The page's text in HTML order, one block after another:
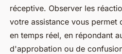
réceptive. Observer les
votre assistance vous permet
en temps réel, en répondant
d'approbation ou de